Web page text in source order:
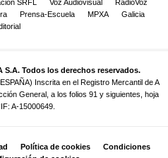
SRFL Voz Audiovisual
RadioVoz
Prensa-Escuela MPXA
Galicia
S.A. Todos los derechos reservados.
Inscrita en el Registro Mercantil de A
General, a los folios 91 y siguientes, hoja
A-15000649.
Política de cookies
Condiciones